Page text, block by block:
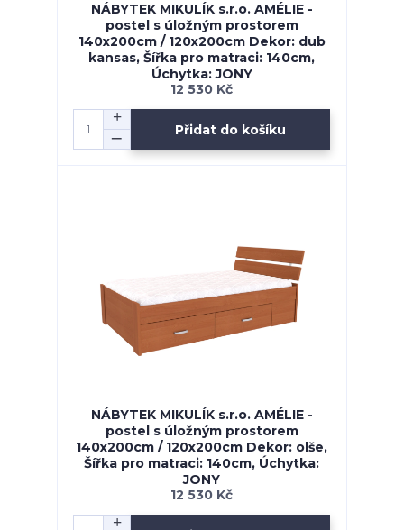
NÁBYTEK MIKULÍK s.r.o. AMÉLIE -
postel s úložným prostorem
140x200cm / 120x200cm Dekor: dub
kansas, Šířka pro matraci: 140cm,
Úchytka: JONY
12 530 Kč
Přidat do košíku
NÁBYTEK MIKULÍK s.r.o. AMÉLIE -
postel s úložným prostorem
140x200cm / 120x200cm Dekor: olše,
Šířka pro matraci: 140cm, Úchytka:
JONY
12 530 Kč